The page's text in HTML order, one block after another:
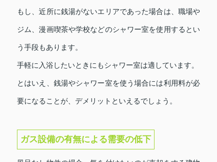
もし、近所に銭湯がないエリアであった場合は、職場や
ジム、漫画喫茶や学校などのシャワー室を使用するとい
う手段もあります。
手軽に入浴したいときにもシャワー室は適しています。
とはいえ、銭湯やシャワー室を使う場合には利用料が必
要になることが、デメリットといえるでしょう。
ガス設備の有無による需要の低下